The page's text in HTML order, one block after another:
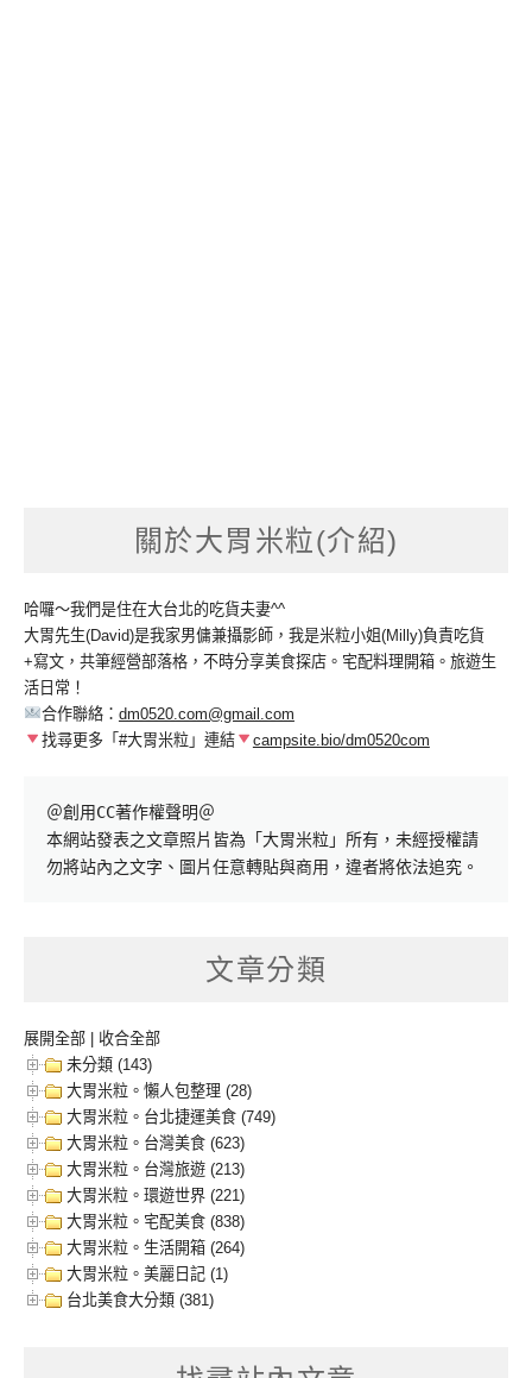
關於大胃米粒(介紹)
哈囉～我們是住在大台北的吃貨夫妻^^
大胃先生(David)是我家男傭兼攝影師，我是米粒小姐(Milly)負責吃貨
+寫文，共筆經營部落格，不時分享美食探店。宅配料理開箱。旅遊生
活日常！
合作聯絡： dm0520.com@gmail.com
找尋更多「#大胃米粒」連結
campsite.bio/dm0520com
＠創用CC著作權聲明＠
本網站發表之文章照片皆為「大胃米粒」所有，未經授權請
勿將站內之文字、圖片任意轉貼與商用，違者將依法追究。
文章分類
展開全部 | 收合全部
未分類 (143)
大胃米粒。懶人包整理 (28)
大胃米粒。台北捷運美食 (749)
大胃米粒。台灣美食 (623)
大胃米粒。台灣旅遊 (213)
大胃米粒。環遊世界 (221)
大胃米粒。宅配美食 (838)
大胃米粒。生活開箱 (264)
大胃米粒。美麗日記 (1)
台北美食大分類 (381)